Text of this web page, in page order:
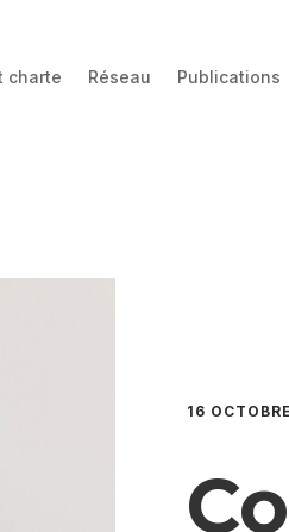
charte Réseau Publications
16